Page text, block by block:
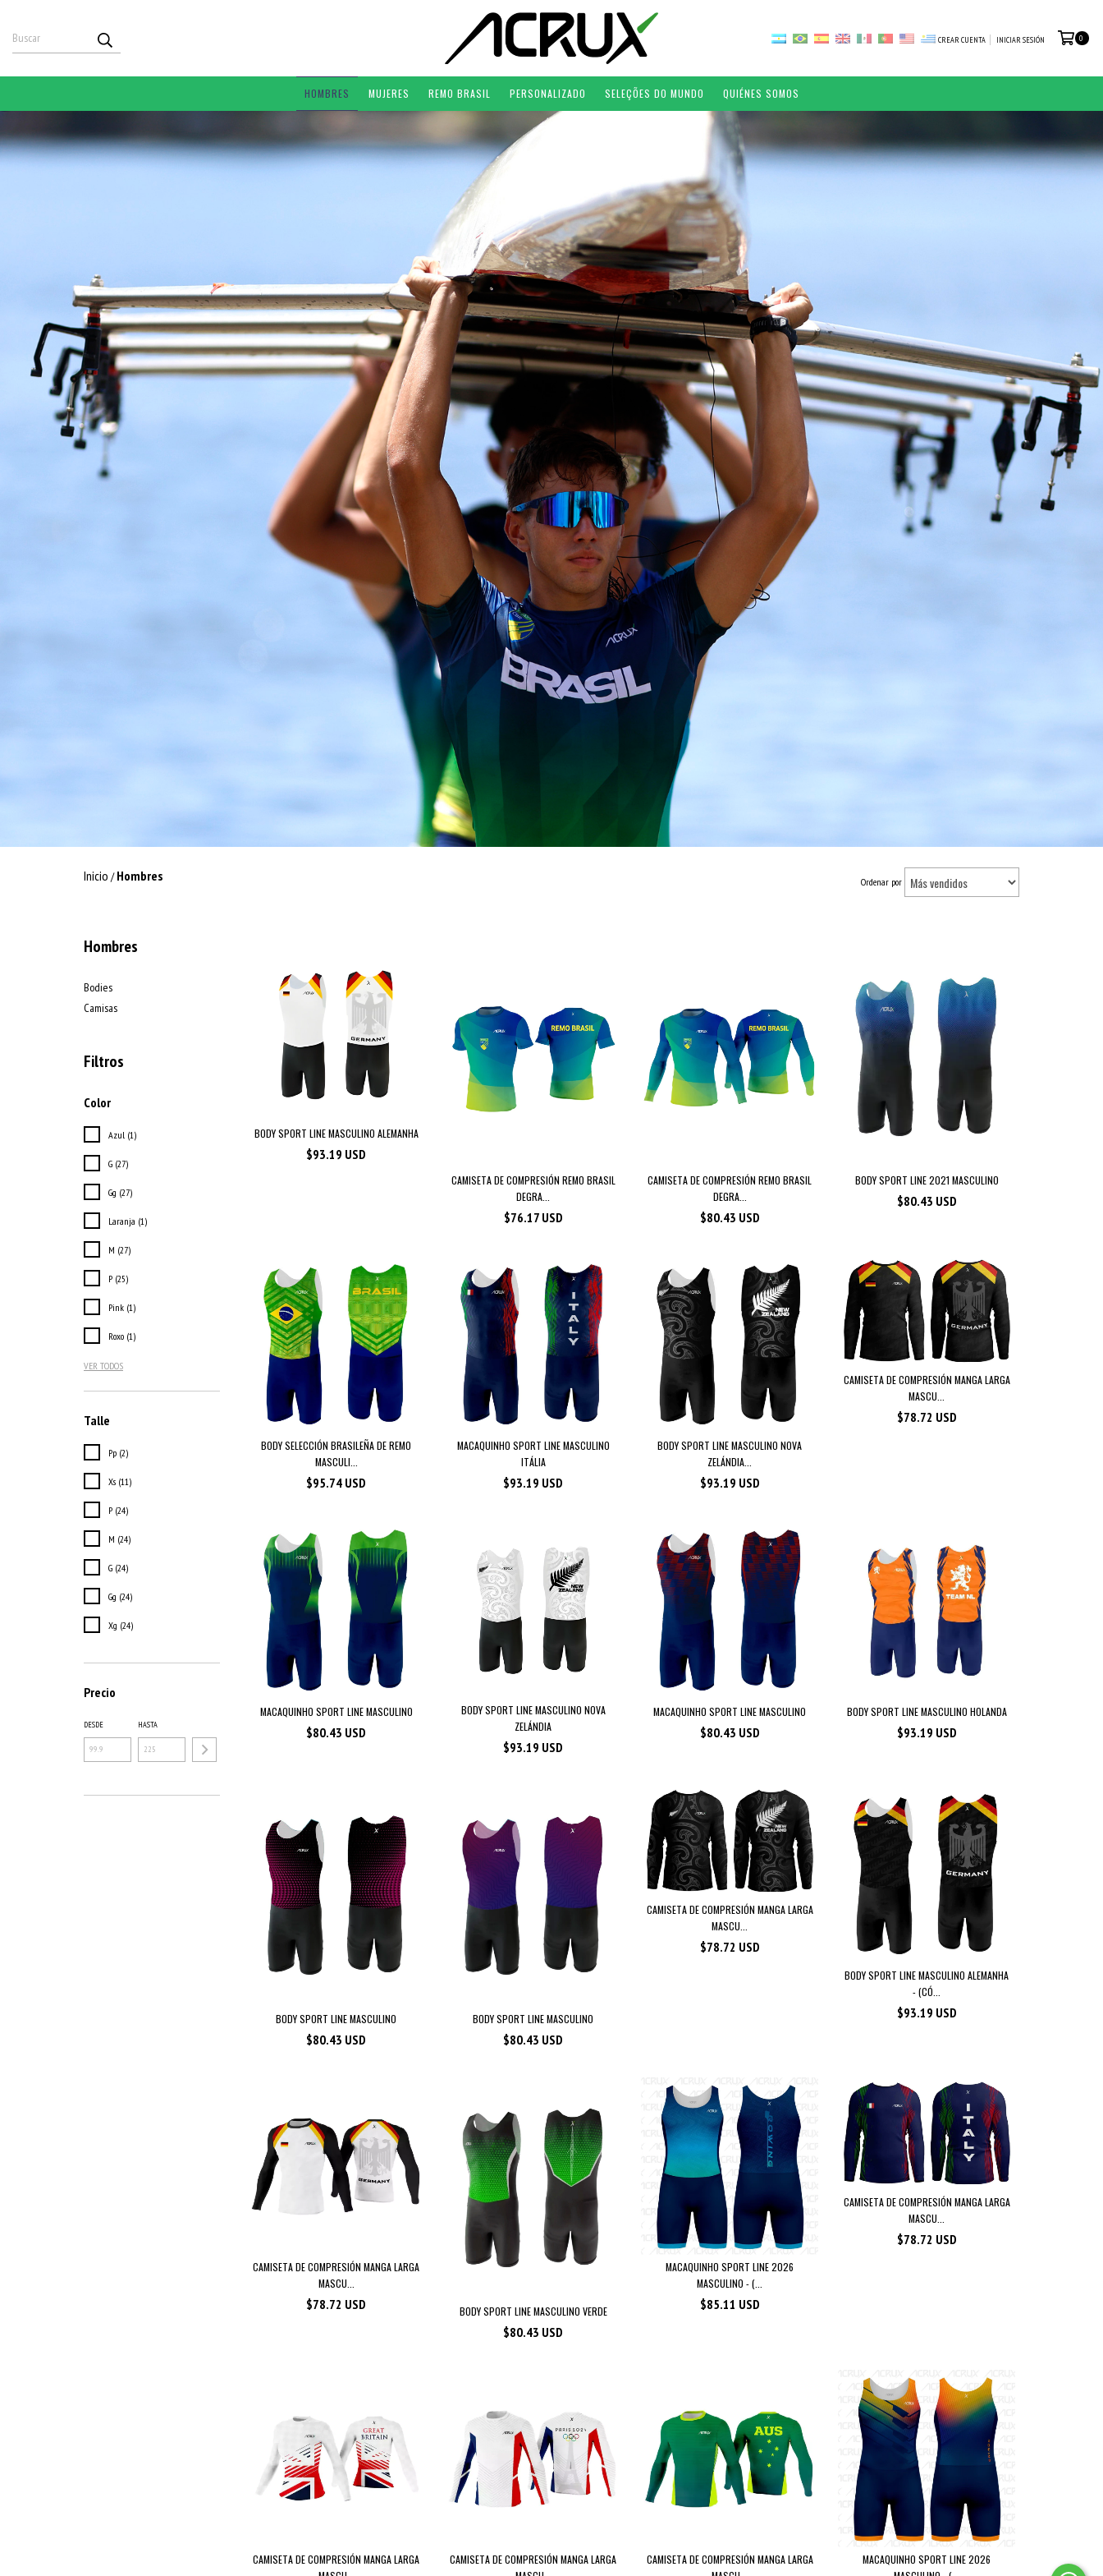
CREAR CUENTA INICIAR SESIÓN 0
HOMBRES MUJERES REMO BRASIL PERSONALIZADO SELEÇÕES DO MUNDO QUIÉNES SOMOS
Inicio / Hombres Ordenar por
Hombres
Bodies
Camisas
Filtros
Color
Azul (1)
G (27)
Gg (27)
Laranja (1)
M (27)
P (25)
Pink (1)
Roxo (1)
VER TODOS
Talle
Pp (2)
Xs (11)
P (24)
M (24)
G (24)
Gg (24)
Xg (24)
Precio
DESDE HASTA
BODY SPORT LINE MASCULINO ALEMANHA
$93.19 USD
CAMISETA DE COMPRESIÓN REMO BRASIL
DEGRA...
$76.17 USD
CAMISETA DE COMPRESIÓN REMO BRASIL
DEGRA...
$80.43 USD
BODY SPORT LINE 2021 MASCULINO
$80.43 USD
BODY SELECCIÓN BRASILEÑA DE REMO
MASCULI...
$95.74 USD
MACAQUINHO SPORT LINE MASCULINO
ITÁLIA
$93.19 USD
BODY SPORT LINE MASCULINO NOVA
ZELÁNDIA...
$93.19 USD
CAMISETA DE COMPRESIÓN MANGA LARGA
MASCU...
$78.72 USD
MACAQUINHO SPORT LINE MASCULINO
$80.43 USD
BODY SPORT LINE MASCULINO NOVA
ZELÁNDIA
$93.19 USD
MACAQUINHO SPORT LINE MASCULINO
$80.43 USD
BODY SPORT LINE MASCULINO HOLANDA
$93.19 USD
BODY SPORT LINE MASCULINO
$80.43 USD
BODY SPORT LINE MASCULINO
$80.43 USD
CAMISETA DE COMPRESIÓN MANGA LARGA
MASCU...
$78.72 USD
BODY SPORT LINE MASCULINO ALEMANHA
- (CÓ...
$93.19 USD
CAMISETA DE COMPRESIÓN MANGA LARGA
MASCU...
$78.72 USD BODY SPORT LINE MASCULINO VERDE
$80.43 USD
MACAQUINHO SPORT LINE 2026
MASCULINO - (...
$85.11 USD
CAMISETA DE COMPRESIÓN MANGA LARGA
MASCU...
$78.72 USD
CAMISETA DE COMPRESIÓN MANGA LARGA
CAMISETA DE COMPRESIÓN MANGA LARGA
CAMISETA DE COMPRESIÓN MANGA LARGA
MACAQUINHO SPORT LINE 2026